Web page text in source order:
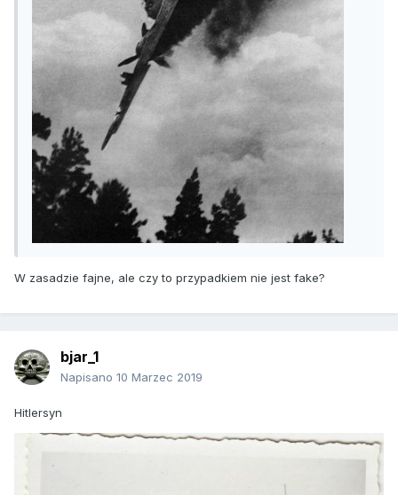
W zasadzie fajne, ale czy to przypadkiem nie jest fake?
bjar_1
Napisano 10 Marzec 2019
Hitlersyn